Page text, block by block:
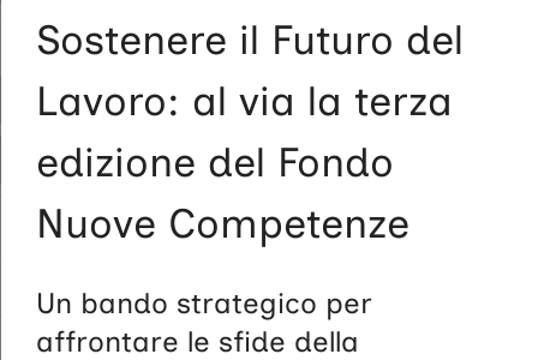
Sostenere il Futuro del
Lavoro: al via la terza
edizione del Fondo
Nuove Competenze
Un bando strategico per
affrontare le sfide della